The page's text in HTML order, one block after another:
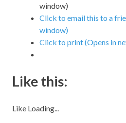
window)
Click to email this to a
window)
Click to print (Opens in
Like this:
Like Loading...